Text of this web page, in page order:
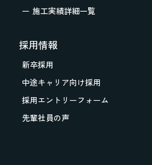
ー 施工実績詳細一覧
採用情報
新卒採用
中途キャリア向け採用
採用エントリーフォーム
先輩社員の声